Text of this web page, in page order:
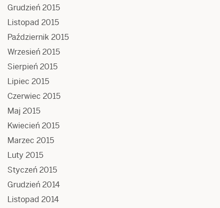
Grudzień 2015
Listopad 2015
Październik 2015
Wrzesień 2015
Sierpień 2015
Lipiec 2015
Czerwiec 2015
Maj 2015
Kwiecień 2015
Marzec 2015
Luty 2015
Styczeń 2015
Grudzień 2014
Listopad 2014